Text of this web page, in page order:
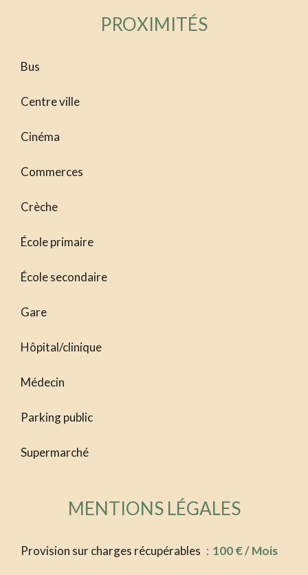
PROXIMITÉS
Bus
Centre ville
Cinéma
Commerces
Crèche
École primaire
École secondaire
Gare
Hôpital/clinique
Médecin
Parking public
Supermarché
MENTIONS LÉGALES
Provision sur charges récupérables 100 € / Mois